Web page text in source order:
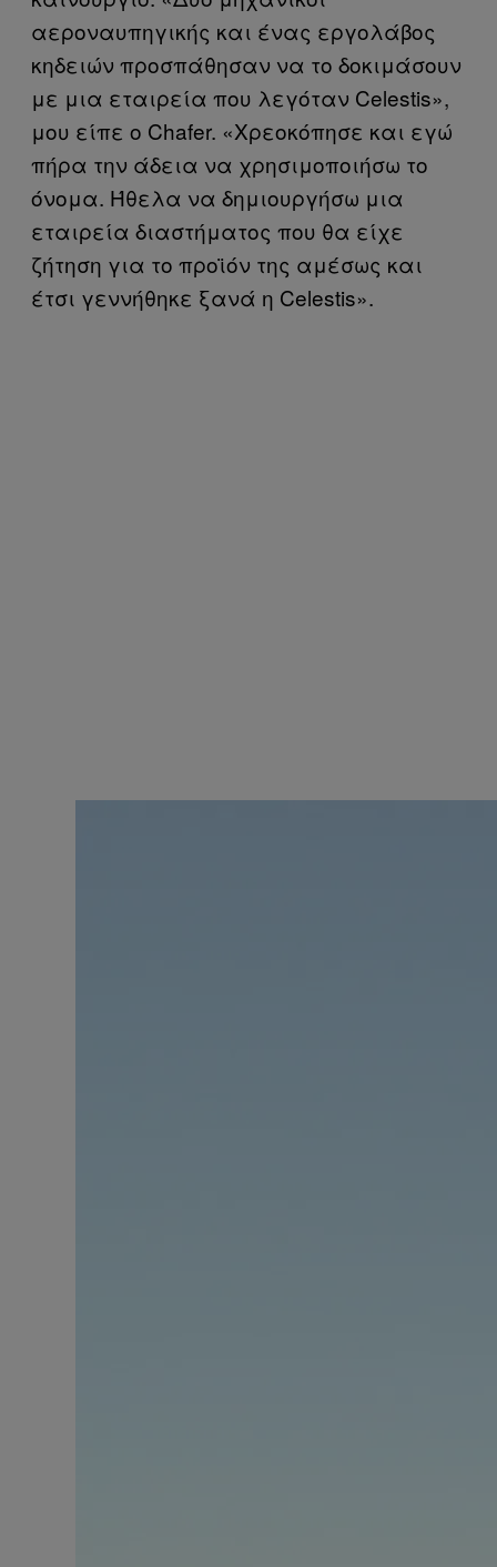
αεροναυπηγικής και ένας εργολάβος
κηδειών προσπάθησαν να το δοκιμάσουν
με μια εταιρεία που λεγόταν Celestis»,
μου είπε ο Chafer. «Χρεοκόπησε και εγώ
πήρα την άδεια να χρησιμοποιήσω το
όνομα. Ήθελα να δημιουργήσω μια
εταιρεία διαστήματος που θα είχε
ζήτηση για το προϊόν της αμέσως και
έτσι γεννήθηκε ξανά η Celestis».